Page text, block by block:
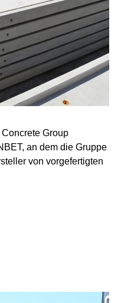
Group
an dem die Gruppe
von vorgefertigten